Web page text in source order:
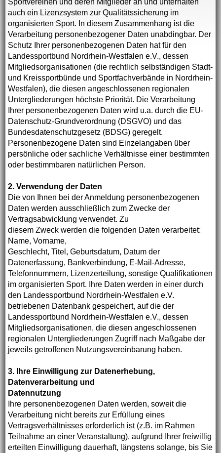
Sportvereinen und deren Mitglieder an und unterhalten
auch ein Lizenzsystem zur Qualitätssicherung im
organisierten Sport. In diesem Zusammenhang ist die
Verarbeitung personenbezogener Daten unabdingbar. Der
Schutz Ihrer personenbezogenen Daten hat für den
Landessportbund Nordrhein-Westfalen e.V., dessen
Mitgliedsorganisationen (die rechtlich selbständigen Stadt-
und Kreissportbünde und Sportfachverbände in Nordrhein-
Westfalen), die diesen angeschlossenen regionalen
Untergliederungen höchste Priorität. Die Verarbeitung
Ihrer personenbezogenen Daten wird u.a. durch die EU-
Datenschutz-Grundverordnung (DSGVO) und das
Bundesdatenschutzgesetz (BDSG) geregelt.
Personenbezogene Daten sind Einzelangaben über
persönliche oder sachliche Verhältnisse einer bestimmten
oder bestimmbaren natürlichen Person.
2. Verwendung der Daten
Die von Ihnen bei der Anmeldung personenbezogenen
Daten werden ausschließlich zum Zwecke der
Vertragsabwicklung verwendet. Zu
diesem Zweck werden die folgenden Daten verarbeitet:
Name, Vorname,
Geschlecht, Titel, Geburtsdatum, Datum der
Datenerfassung, Bankverbindung, E-Mail-Adresse,
Telefonnummern, Lizenzerteilung, sonstige Qualifikationen
im organisierten Sport. Ihre Daten werden in einer durch
den Landessportbund Nordrhein-Westfalen e.V.
betriebenen Datenbank gespeichert, auf die der
Landessportbund Nordrhein-Westfalen e.V., dessen
Mitgliedsorganisationen, die diesen angeschlossenen
regionalen Untergliederungen Zugriff nach Maßgabe der
jeweils getroffenen Nutzungsvereinbarung haben.
3. Ihre Einwilligung zur Datenerhebung,
Datenverarbeitung und
Datennutzung
Ihre personenbezogenen Daten werden, soweit die
Verarbeitung nicht bereits zur Erfüllung eines
Vertragsverhältnisses erforderlich ist (z.B. im Rahmen
Teilnahme an einer Veranstaltung), aufgrund Ihrer freiwillig
erteilten Einwilligung dauerhaft, längstens solange, bis Sie